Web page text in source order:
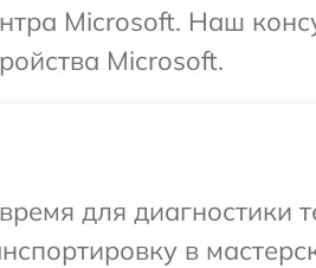
Microsoft. Наш
Microsoft.
для диагностики
в